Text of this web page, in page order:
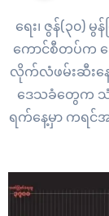
ရေး၊ ဇွန်(၃၀)
ကောင်စီတပ်က
လိုက်လံဖမ်းဆီးန
ဒေသခံတွေက သံ
ရက်နေ့မှာ ကရင်အ
အကြောင်းပြခ